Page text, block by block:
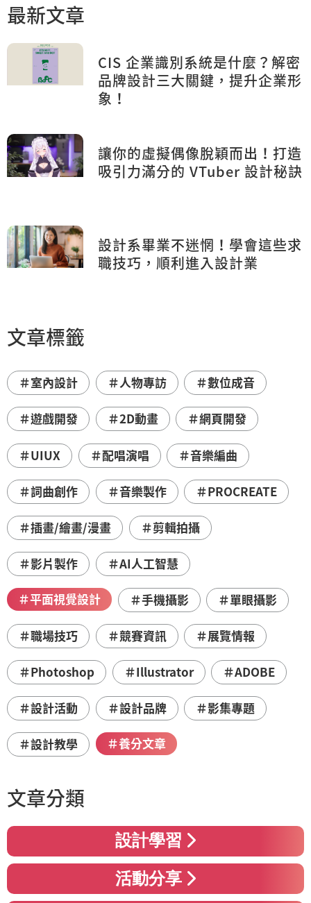
最新文章
CIS 企業識別系統是什麼？解密
品牌設計三大關鍵，提升企業形
象！
讓你的虛擬偶像脫穎而出！打造
吸引力滿分的 VTuber 設計秘訣
設計系畢業不迷惘！學會這些求
職技巧，順利進入設計業
文章標籤
＃室內設計 ＃人物專訪 ＃數位成音
＃遊戲開發 ＃2D動畫 ＃網頁開發
＃UIUX ＃配唱演唱 ＃音樂編曲
＃詞曲創作 ＃音樂製作 ＃PROCREATE
＃插畫/繪畫/漫畫 ＃剪輯拍攝
＃影片製作 ＃AI人工智慧
＃平面視覺設計 ＃手機攝影 ＃單眼攝影
＃職場技巧 ＃競賽資訊 ＃展覽情報
＃Photoshop ＃Illustrator ＃ADOBE
＃設計活動 ＃設計品牌 ＃影集專題
＃設計教學 ＃養分文章
文章分類
設計學習
活動分享